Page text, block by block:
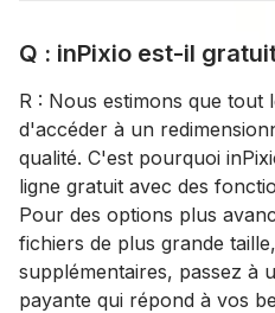
Q : inPixio est-il
R : Nous estimons que tout
d'accéder à un
qualité. C'est pourquoi
ligne gratuit avec des
Pour des options plus
fichiers de plus grande
supplémentaires, passez à
payante qui répond à vos